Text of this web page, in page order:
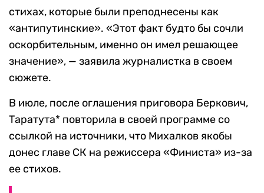
стихах, которые были преподнесены как
«антипутинские». «Этот факт будто бы сочли
оскорбительным, именно он имел решающее
значение», — заявила журналистка в своем
сюжете.
В июле, после оглашения приговора Беркович,
Таратута* повторила в своей программе со
ссылкой на источники, что Михалков якобы
донес главе СК на режиссера «Финиста» из-за
ее стихов.